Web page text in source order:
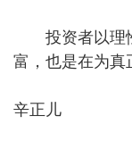
投资者以理性
富，也是在为真
辛正儿